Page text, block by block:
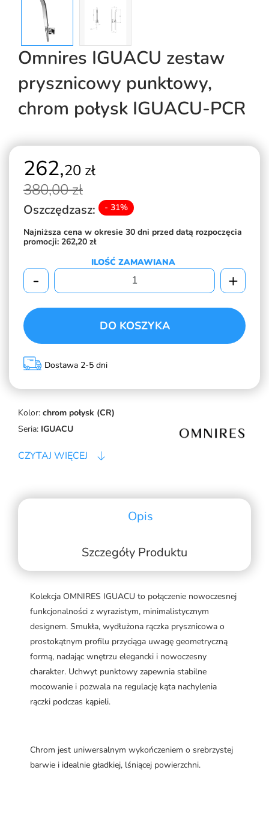
Omnires IGUACU zestaw
prysznicowy punktowy,
chrom połysk IGUACU-PCR
Kolor: chrom połysk (CR)
Seria: IGUACU
CZYTAJ WIĘCEJ
262,20 zł
380,00 zł
Oszczędzasz: - 31%
Najniższa cena w okresie 30 dni przed datą rozpoczęcia
promocji: 262,20 zł
ILOŚĆ ZAMAWIANA
- +
DO KOSZYKA
Dostawa 2-5 dni
Opis
Szczegóły Produktu
Kolekcja OMNIRES IGUACU to połączenie nowoczesnej
funkcjonalności z wyrazistym, minimalistycznym
designem. Smukła, wydłużona rączka prysznicowa o
prostokątnym profilu przyciąga uwagę geometryczną
formą, nadając wnętrzu elegancki i nowoczesny
charakter. Uchwyt punktowy zapewnia stabilne
mocowanie i pozwala na regulację kąta nachylenia
rączki podczas kąpieli.
Chrom jest uniwersalnym wykończeniem o srebrzystej
barwie i idealnie gładkiej, lśniącej powierzchni.